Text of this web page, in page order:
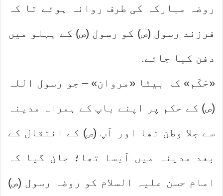
روضہ مبارکہ کی طرف روانہ ہوئے تا کہ
فرزند رسول (ص) کو رسول (ص) کے پہلو میں
دفن کیا جائے.
«حَکَم» کا بیٹا «مروان» – جو رسول اللہ
(ص) کے حکم پر اپنے باپ کے ہمراہ مدینہ
سے جلا وطن تھا اور آپ (ص) کے انتقال کے
بعد مدینہ میں آبسا تھا؛ جان گیا کہ
امام حسن علیہ السلام کو روضہ رسول (ص)